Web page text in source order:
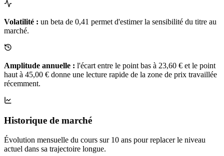
Volatilité : un beta de 0,41 permet d'estimer la sensibilité du titre au
marché.
Amplitude annuelle : l'écart entre le point bas à 23,60 € et le point
haut à 45,00 € donne une lecture rapide de la zone de prix travaillée
récemment.
Historique de marché
Évolution mensuelle du cours sur 10 ans pour replacer le niveau
actuel dans sa trajectoire longue.